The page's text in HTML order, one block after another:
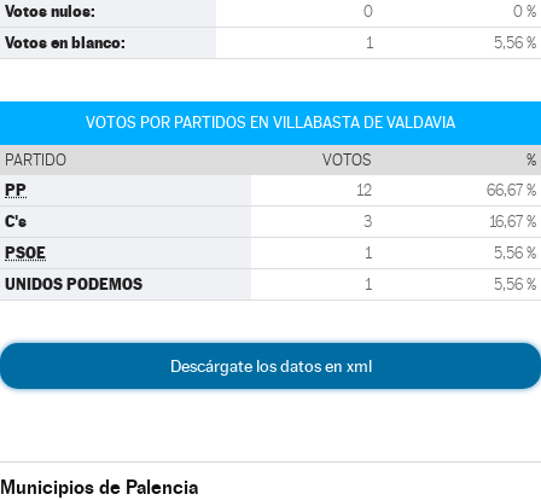
Votos nulos: 0 0 %
Votos en blanco: 1 5,56 %
VOTOS POR PARTIDOS EN VILLABASTA DE VALDAVIA
PARTIDO VOTOS %
PP 12 66,67 %
C's 3 16,67 %
PSOE 1 5,56 %
UNIDOS PODEMOS 1 5,56 %
Descárgate los datos en xml
Municipios de Palencia